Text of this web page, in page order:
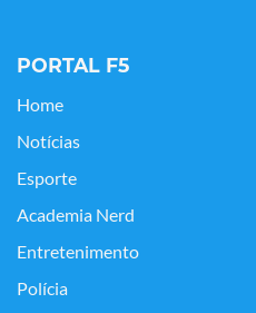
PORTAL F5
Home
Notícias
Esporte
Academia Nerd
Entretenimento
Polícia